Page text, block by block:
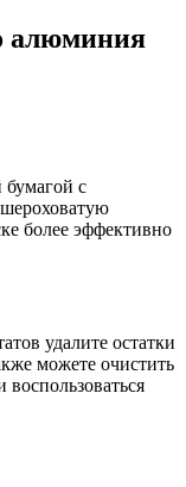
алюминия
с
более эффективно
удалите остатки
можете очистить